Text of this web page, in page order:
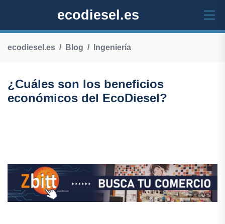
ecodiesel.es
ecodiesel.es Blog Ingeniería
¿Cuáles son los beneficios
económicos del EcoDiesel?